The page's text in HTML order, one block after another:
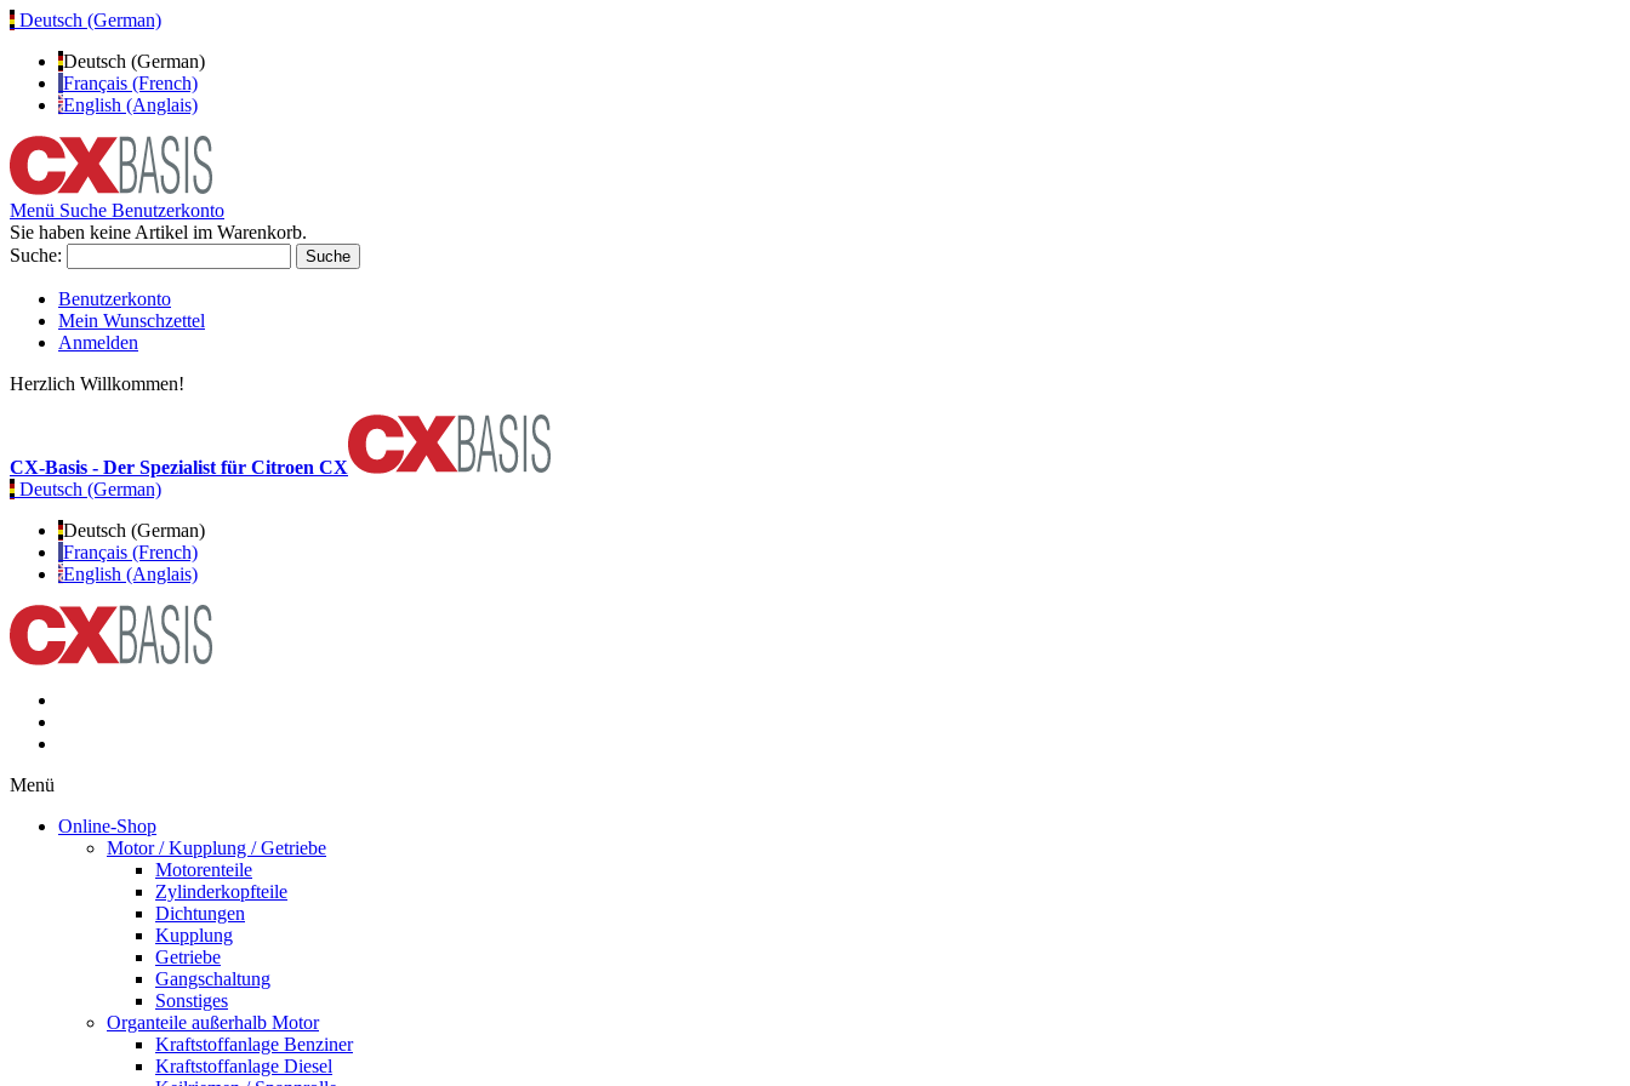
Deutsch (German)
Deutsch (German)
Français (French)
English (Anglais)
Menü Suche Benutzerkonto
Sie haben keine Artikel im Warenkorb.
Suche:
Suche
Benutzerkonto
Mein Wunschzettel
Anmelden
Herzlich Willkommen!
CX-Basis - Der Spezialist für Citroen CX
Deutsch (German)
Deutsch (German)
Français (French)
English (Anglais)
Menü
Online-Shop
Motor / Kupplung / Getriebe
Motorenteile
Zylinderkopfteile
Dichtungen
Kupplung
Getriebe
Gangschaltung
Sonstiges
Organteile außerhalb Motor
Kraftstoffanlage Benziner
Kraftstoffanlage Diesel